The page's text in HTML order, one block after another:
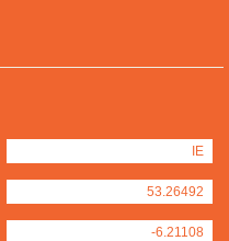
IE
53.26492
-6.21108